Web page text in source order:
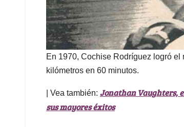
En 1970, Cochise Rodríguez logró
kilómetros en 60 minutos.
| Vea también: Jonathan Vaughters,
sus mayores éxitos